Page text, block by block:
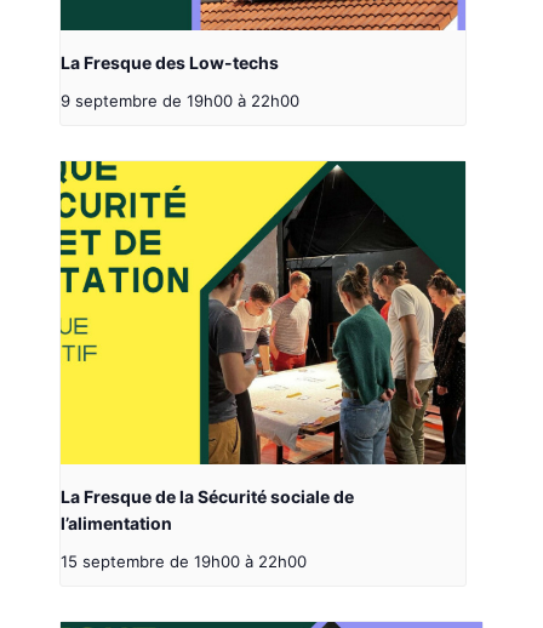
La Fresque des Low-techs
9 septembre de 19h00 à 22h00
La Fresque de la Sécurité sociale de
l’alimentation
15 septembre de 19h00 à 22h00